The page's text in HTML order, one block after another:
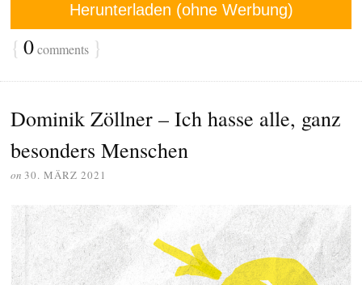
Herunterladen (ohne Werbung)
{ 0comments }
Dominik Zöllner – Ich hasse alle, ganz
besonders Menschen
on 30. MÄRZ 2021